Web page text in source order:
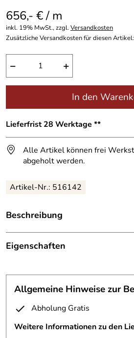
656,- € / m
inkl. 19% MwSt., zzgl.Versandkosten
Zusätzliche Versandkosten für diesen
− +
In den
Lieferfrist 28 Werktage **
Alle Artikel können frei
abgeholt werden.
Artikel-Nr.: 516142
Beschreibung
Einzigartiger franz. Balkon.
Unser Bauherr hat dem Gebäude
Wie sollte ein französischer Balkon
denn sonst aussehen?
Das Geländer ist aus 3 mm
plasmagetrennt und feuerverzinkt.
Eigenschaften
Befestigung:
oben und
die
Fertigungsverfa
hren:
Stahl von
Allgemeine Hinweise zur
Abholung Gratis
Weitere Informationen zu den